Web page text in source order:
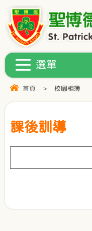
首頁 > 校園相簿
課後訓導